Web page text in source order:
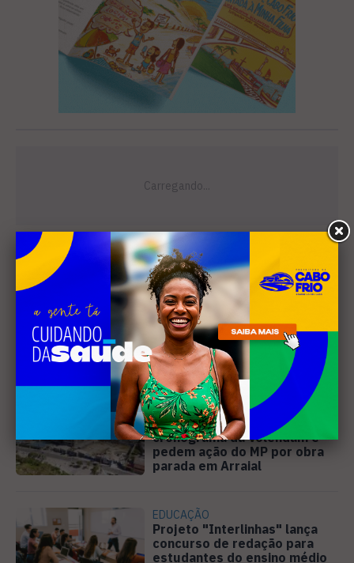
Leia Também
MÚSICA
Banda cabo-friense
Spectrummm apresenta
músicas inéditas no Diveneta
Moto Fest neste sábado (8)
PREJUÍZO
Compradores cobram
cronograma da Volendam e
pedem ação do MP por obra
parada em Arraial
EDUCAÇÃO
Projeto "Interlinhas" lança
concurso de redação para
estudantes do ensino médio